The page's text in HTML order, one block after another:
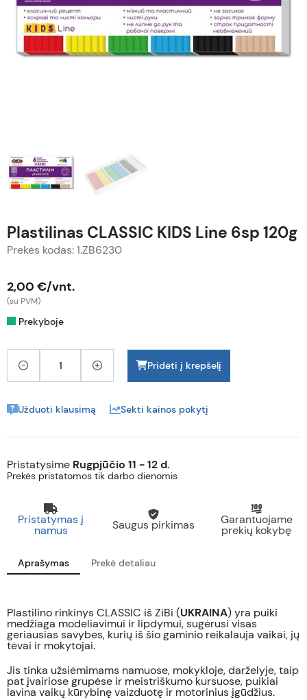
Plastilinas CLASSIC KIDS Line 6sp 120g
Prekės kodas: 1.ZB6230
2,00 €/vnt.
(su PVM)
Prekyboje
Pridėti į krepšelį
Užduoti klausimą Sekti kainos pokytį
Pristatysime Rugpjūčio 11 - 12 d.
Prekės pristatomos tik darbo dienomis
Pristatymas į
namus Saugus pirkimas Garantuojame
prekių kokybę
Aprašymas Prekė detaliau
Plastilino rinkinys CLASSIC iš ZiBi (UKRAINA) yra puiki
medžiaga modeliavimui ir lipdymui, sugėrusi visas
geriausias savybes, kurių iš šio gaminio reikalauja vaikai, jų
tėvai ir mokytojai.
Jis tinka užsiėmimams namuose, mokykloje, darželyje, taip
pat įvairiose grupėse ir meistriškumo kursuose, puikiai
lavina vaikų kūrybinę vaizduotę ir motorinius įgūdžius.